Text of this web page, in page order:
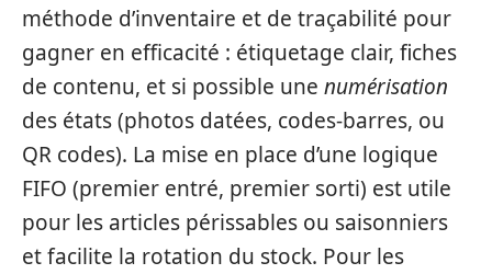
méthode d’inventaire et de traçabilité pour
gagner en efficacité : étiquetage clair, fiches
de contenu, et si possible une numérisation
des états (photos datées, codes-barres, ou
QR codes). La mise en place d’une logique
FIFO (premier entré, premier sorti) est utile
pour les articles périssables ou saisonniers
et facilite la rotation du stock. Pour les